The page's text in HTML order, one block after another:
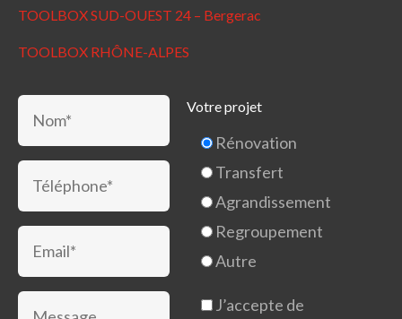
TOOLBOX SUD-OUEST 24 – Bergerac
TOOLBOX RHÔNE-ALPES
Votre projet
Rénovation
Transfert
Agrandissement
Regroupement
Autre
J’accepte de